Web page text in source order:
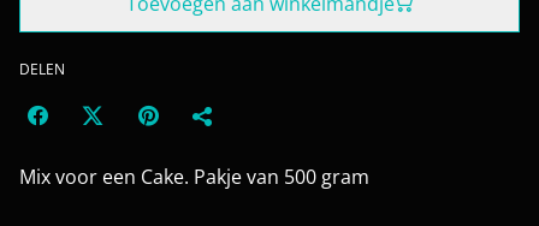
DELEN
Mix voor een Cake. Pakje van 500 gram